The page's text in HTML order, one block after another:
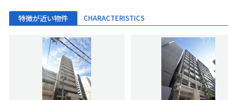
特徴が近い物件 CHARACTERISTICS